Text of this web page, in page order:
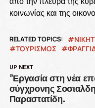
κοινωνίας και της
RELATED TOPICS:
ΤΟΥΡΙΣΜΟΣ
UP NEXT
”Εργασία στη νέα
σύγχρονης
Παραστατίδη.